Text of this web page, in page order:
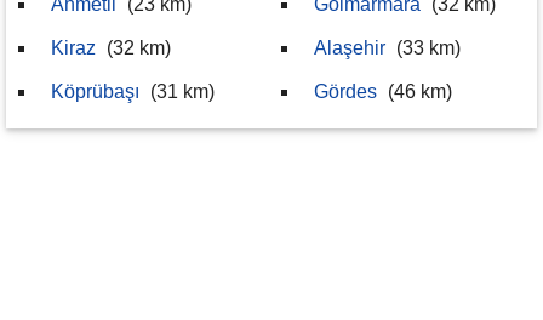
Ahmetli (23 km)
Kiraz (32 km)
Köprübaşı (31 km)
Gölmarmara (32 km)
Alaşehir (33 km)
Gördes (46 km)